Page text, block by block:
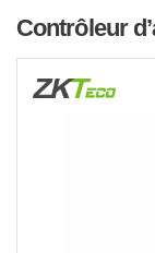
Contrôleur